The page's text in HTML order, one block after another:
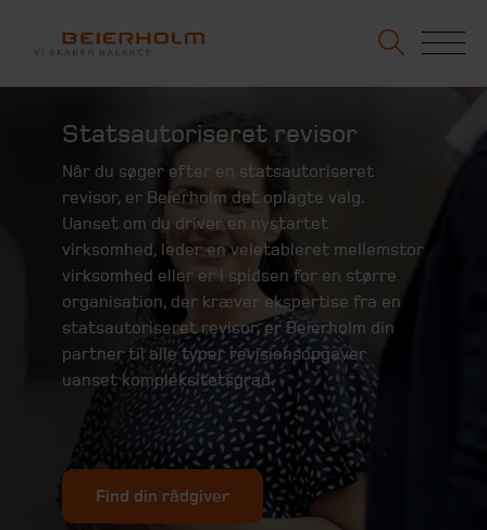
Statsautoriseret revisor
Når du søger efter en statsautoriseret
revisor, er Beierholm det oplagte valg.
Uanset om du driver en nystartet
virksomhed, leder en veletableret mellemstor
virksomhed eller er i spidsen for en større
organisation, der kræver ekspertise fra en
statsautoriseret revisor, er Beierholm din
partner til alle typer revisionsopgaver
uanset kompleksitetsgrad.
Find din rådgiver